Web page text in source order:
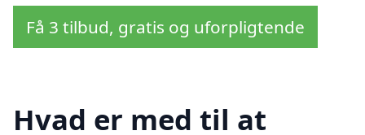
Få 3 tilbud, gratis og uforpligtende
Hvad er med til at